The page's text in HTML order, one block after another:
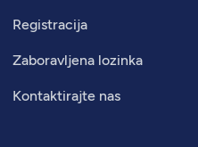
Registracija
Zaboravljena lozinka
Kontaktirajte nas